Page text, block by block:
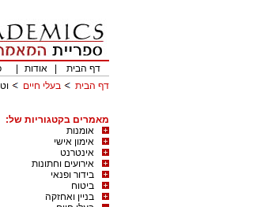
דף הבית
אודות
דף הבית
בעלי חיים
מאמרים בקטגוריות של:
אומנות
אימון אישי
אינטרנט
אירועים וחתונות
בידור ופנאי
ביטוח
בניין ואחזקה